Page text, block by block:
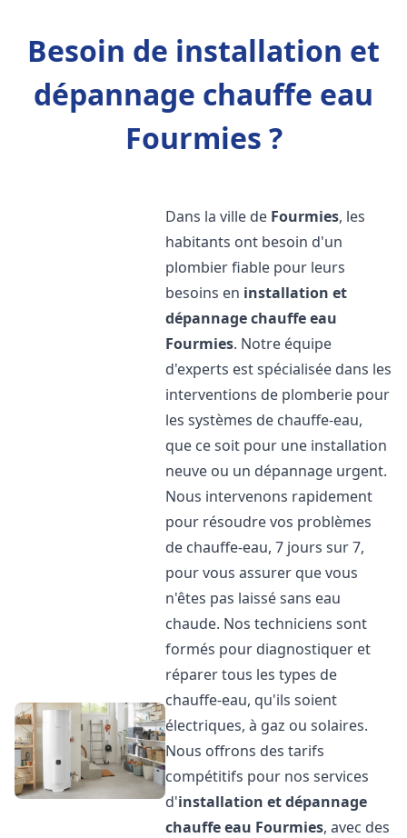
Besoin de installation et
dépannage chauffe eau
Fourmies ?
Dans la ville de Fourmies, les
habitants ont besoin d'un
plombier fiable pour leurs
besoins en installation et
dépannage chauffe eau
Fourmies. Notre équipe
d'experts est spécialisée dans les
interventions de plomberie pour
les systèmes de chauffe-eau,
que ce soit pour une installation
neuve ou un dépannage urgent.
Nous intervenons rapidement
pour résoudre vos problèmes
de chauffe-eau, 7 jours sur 7,
pour vous assurer que vous
n'êtes pas laissé sans eau
chaude. Nos techniciens sont
formés pour diagnostiquer et
réparer tous les types de
chauffe-eau, qu'ils soient
électriques, à gaz ou solaires.
Nous offrons des tarifs
compétitifs pour nos services
d'installation et dépannage
chauffe eau Fourmies, avec des